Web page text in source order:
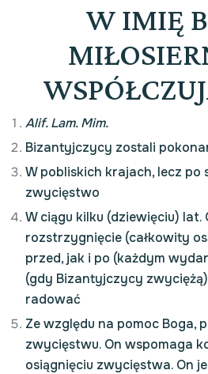
W IMIĘ
Alif. Lam. Mim.
Bizantyjczycy zostali
W pobliskich krajach, lecz po
zwycięstwo
W ciągu kilku (dziewięciu) lat.
rozstrzygnięcie (całkowity
przed, jak i po (każdym
(gdy Bizantyjczycy
radować
Ze względu na pomoc Boga,
zwycięstwu. On wspomaga
osiągnięciu zwycięstwa. On